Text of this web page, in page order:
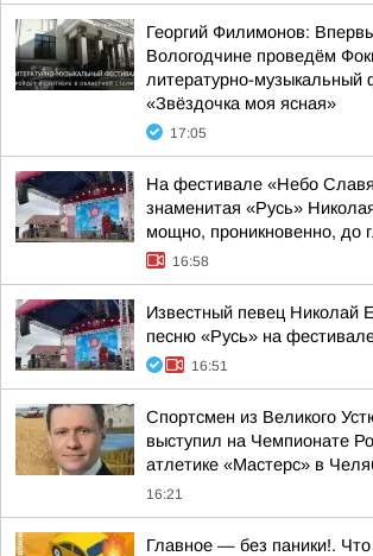
Георгий Филимонов:
Вологодчине проведём
литературно-музыкальный
«Звёздочка моя ясная»
17:05
На фестивале «Небо
знаменитая «Русь»
мощно, проникновенно, до
16:58
Известный певец Николай
песню «Русь» на
16:51
Спортсмен из Великого
выступил на Чемпионате
атлетике «Мастерс» в
16:21
Главное — без паники!.